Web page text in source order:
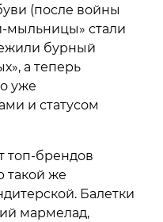
(после войны
мыльницы» стали
бурный
а теперь
уже
и статусом
топ-брендов
такой же
Балетки
мармелад,